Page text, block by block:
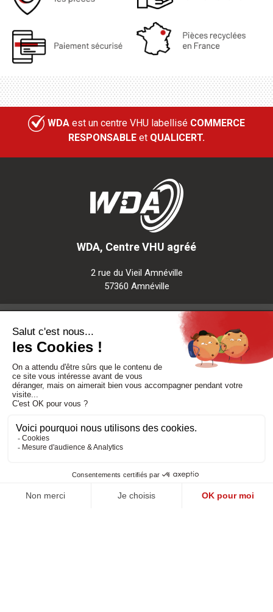
WDA est un centre VHU labellisé COMMERCE
RESPONSABLE et QUALICERT.
WDA, Centre VHU agréé
2 rue du Vieil Amnéville
57360 Amnéville
Besoin d'aide
Politique de confidentialité- Mentions légales